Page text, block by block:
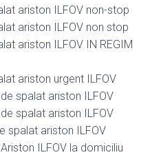
ariston ILFOV non-stop
ariston ILFOV non stop
ariston ILFOV IN REGIM
ariston urgent ILFOV
spalat ariston ILFOV
spalat ariston ILFOV
spalat ariston ILFOV
ILFOV la domiciliu